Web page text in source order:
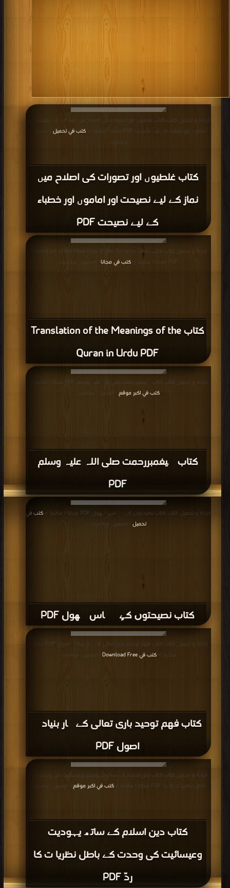
كتاب غلطیوں اور تصورات کی اصلاح میں
نماز کے لیے نصیحت اور اماموں اور خطباء
کے لیے نصیحت PDF
قراءة و تحميل كتاب كتاب غلطیوں اور تصورات کی اصلاح میں نماز کے لیے نصیحت اور
اماموں اور خطباء کے لیے نصیحت PDF مجانا | مكتبة >
كتب في تحميل
| التحميل :
مرة/مرات
كتاب Translation of the Meanings of the
Quran in Urdu PDF
قراءة و تحميل كتاب كتاب Translation of the Meanings of the Quran in Urdu
PDF مجانا | مكتبة >
كتب في مجانا | التحميل : مرة/مرات
كتاب پیغمبررحمت صلى اللہ علیہ وسلم
PDF
قراءة و تحميل كتاب كتاب پیغمبررحمت صلى اللہ علیہ وسلم PDF مجانا | مكتبة >
كتب في اكبر موقع
| التحميل : مرة/مرات
كتاب نصیحتوں کےٍ پچاس پھول PDF
قراءة و تحميل كتاب كتاب نصیحتوں کےٍ پچاس پھول PDF مجانا | مكتبة >
كتب في
تحميل
| التحميل : مرة/مرات
كتاب فهم توحيد بارى تعالى کے چار بنیادی
اصول PDF
قراءة و تحميل كتاب كتاب فهم توحيد بارى تعالى کے چار بنیادی اصول PDF مجانا |
مكتبة > كتب في Download Free | التحميل : مرة/مرات
كتاب دين اسلام كے ساتھ یہودیت
وعیسائیت کی وحدت کے باطل نظریا ت کا
ردّ PDF
قراءة و تحميل كتاب كتاب دين اسلام كے ساتھ یہودیت وعیسائیت کی وحدت کے
باطل نظریا ت کا ردّ PDF مجانا | مكتبة >
كتب في اكبر موقع | التحميل : مرة/مرات